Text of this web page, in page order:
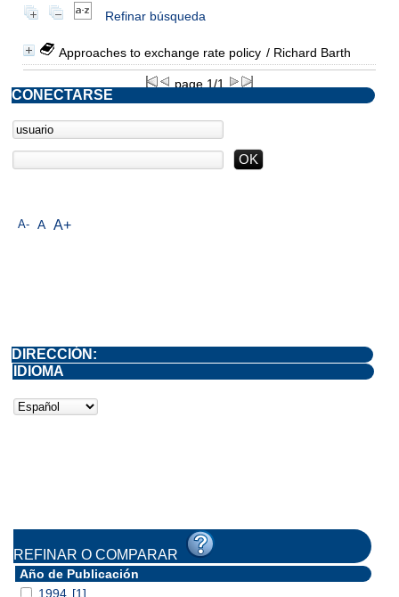
Refinar búsqueda
Approaches to exchange rate policy / Richard Barth
page 1/1
A- A A+
CONECTARSE
DIRECCIÓN:
IDIOMA
REFINAR O COMPARAR
Año de Publicación
1994 [1]